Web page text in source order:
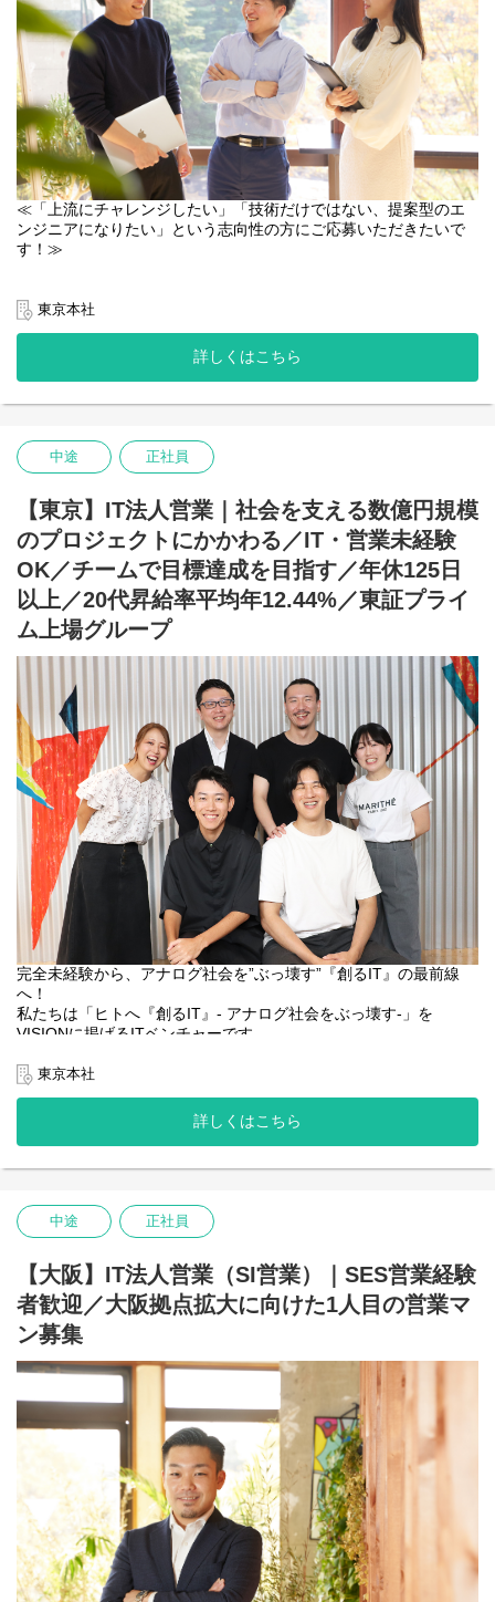
約。
二次請け、三次請けの立場ではなく、エンドクライアントとの直
接折衝が可能なため、仕様が決まった状態からではなく、“構想段
階”からプロジェクトに参画できます。
「上流に挑戦したい」「提案型のエンジニアへキャリアシフトし
たい」という方にとって最適な環境です。
◆ 実力主義 × 高い昇給率！
年功序列は一切なく、評価は成果と成長度合いに連動していま
す。
年2回の査定により、昇給率年平均8.97%（20代は12.44％）。こ
れは日本平均の約3倍で、半期で20,000円以上昇給した社員は約
60％、入社半年で年収50万円以上アップした例もあります。
◆上場企業の安定基盤×ベンチャーの成長スピード
2026年6月に株式会社Orchestra Holdingsグループにジョインいた
長率は維持しつつ、グループ内での事業協力や経営基盤の強化よ
今後は、マーケティングやDX推進、コンサルティング、ゲーム開
発などのエンタメ事業など、グループ内でのキャリアの選択肢も
≪「会社が利益をため込むより、社員に還元する方が成長につな
がる」という創業時からの考えが制度に反映されています。≫
【査定時期】
年2回：9月 / 3月に査定を実施
【評価軸】※詳細は「SALTO Entrance Book」へ記載
①：メンバーとして現場業務にコミット
②：①+α（成果物・リーダー業務や単価UP、案件拡充等、その他
社内業務に対する目標達成）
→自身で半期ごとに選択可能（役職者は②必須）
【フィードバックについて】
全社員対象に1on1での役員面談&個別のフィードバック面談を実
≪「上流にチャレンジしたい」「技術だけではない、提案型のエ
ンジニアになりたい」という志向性の方にご応募いただきたいで
す！≫
当社のエンジニアは、営業から依頼された案件を“ただ受け取るだ
け”の立場ではありません。
技術部も課長職以上は予算を持ち、「どのような価値を提供する
か」「どの案件を拡大すべきか」を営業と共に企画段階から検討
します。
また、営業・顧客・技術チームの三者で定例ミーティングを実施
そのため、「営業との温度差がある」「現場の声が届かない」と
いった不満が生まれにくい、風通しの良い組織になっています。
◆長期案件中心で“本質的な成長”ができる
短期アサインや“スポット型”の案件はなく、1年以上の長期プロジ
ェクトが中心です。
要件定義、設計、開発、保守、改善提案までを一貫して担当でき
るため、「納品して終わり」の働き方ではなく、運用を踏まえた
改善提案力を自然と身に付けられます。さらに、顧客や営業との
継続的なコミュニケーションを通じて、上流工程への理解、折衝
力、ビジネス視点といった“エンジニア＋α”の価値が磨かれていき
環境が頻繁に変わらないため、腰を据えて市場価値を高められる
点も大きなメリットです。
◆元請け直100％で上流工程から参画
官公庁・社会インフラ企業を中心に、すべての案件が元請け直契
約。
二次請け、三次請けの立場ではなく、エンドクライアントとの直
接折衝が可能なため、仕様が決まった状態からではなく、“構想段
階”からプロジェクトに参画できます。
「上流に挑戦したい」「提案型のエンジニアへキャリアシフトし
たい」という方にとって最適な環境です。
◆ 実力主義 × 高い昇給率！
年功序列は一切なく、評価は成果と成長度合いに連動していま
年2回の査定により、昇給率年平均8.97%（20代は12.44％）。こ
れは日本平均の約3倍で、半期で20,000円以上昇給した社員は約
60％、入社半年で年収50万円以上アップした例もあります。
“挑戦を歓迎し、還元する”という価値観が制度面でも明確に設計さ
◆上場企業の安定基盤×ベンチャーの成長スピード
2026年6月に株式会社Orchestra Holdingsグループにジョインいた
長率は維持しつつ、グループ内での事業協力や経営基盤の強化よ
今後は、マーケティングやDX推進、コンサルティング、ゲーム開
発などのエンタメ事業など、グループ内でのキャリアの選択肢も
≪「会社が利益をため込むより、社員に還元する方が成長につな
がる」という創業時からの考えが制度に反映されています。≫
【査定時期】
年2回：9月 / 3月に査定を実施
【評価軸】※詳細は「SALTO Entrance Book」へ記載
①：メンバーとして現場業務にコミット
②：①+α（成果物・リーダー業務や単価UP、案件拡充等、その他
社内業務に対する目標達成）
→自身で半期ごとに選択可能（役職者は②必須）
【フィードバックについて】
全社員対象に1on3での役員面談&個別のフィードバック面談を実
施
東京本社
詳しくはこちら
中途 正社員
【東京】IT法人営業｜社会を支える数億円規模
のプロジェクトにかかわる／IT・営業未経験
OK／チームで目標達成を目指す／年休125日
以上／20代昇給率平均年12.44%／東証プライ
ム上場グループ
完全未経験から、アナログ社会を”ぶっ壊す”『創るIT』の最前線
へ！
私たちは「ヒトへ『創るIT』- アナログ社会をぶっ壊す-」を
VISIONに掲げるITベンチャーです。
・「自立して稼ぎたい」
・「キャリアを築くために本物の営業力を身につけたい」
・「IT業界で新しいキャリアをスタートしたい」
――その強い決意、SALTOが本気で支援します！
単なる人材マッチングではなく、顧客課題の抽出から案件に携わ
ることができ、他社では得られない経験値やITスキルを身に付け
られます。
また、人々の生活基盤を支える社会インフラ事業に注力している
ため、身近な人や自分の生活も支えるような、億単位の大規模案
件にも携わることができます。
あなたが創出した商談が、社会を支える大規模プロジェクトにつ
ながることも少なくありません。
頑張りを正当に評価し、収入やポジションにダイレクトに反映。
若手でも役職就任が可能で、実際に1年でリーダー、3年で事業部
長昇進の実績も！
新規飛び込み営業や最初から個人で売上目標を持つといったこと
はないため、「営業に挑戦したいけれど、売上ノルマに追われる
働き方は不安」という方も大歓迎！
チーム全体で目標達成を目指すため、成功事例やノウハウを共有
しながら、お互いに支え合って成果を積み重ねる文化がありま
す。
東京本社
詳しくはこちら
中途 正社員
【大阪】IT法人営業（SI営業）｜SES営業経験
者歓迎／大阪拠点拡大に向けた1人目の営業マ
ン募集